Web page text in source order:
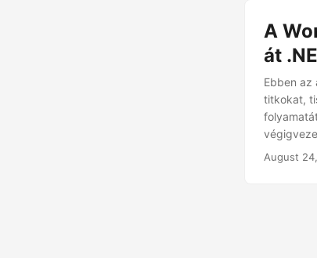
A
át
Ebben az
titkokat,
August